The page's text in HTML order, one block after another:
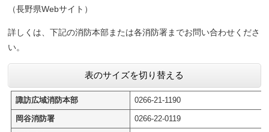
（長野県Webサイト） ​
詳しくは、下記の消防本部または各消防署までお問い合わせくださ
い。
表のサイズを切り替える
諏訪広域消防本部 0266-21-1190
岡谷消防署 0266-22-0119